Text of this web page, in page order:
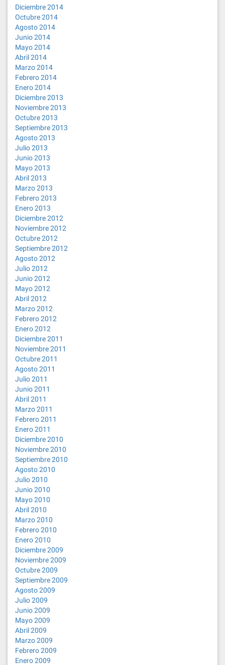
Diciembre 2014
Octubre 2014
Agosto 2014
Junio 2014
Mayo 2014
Abril 2014
Marzo 2014
Febrero 2014
Enero 2014
Diciembre 2013
Noviembre 2013
Octubre 2013
Septiembre 2013
Agosto 2013
Julio 2013
Junio 2013
Mayo 2013
Abril 2013
Marzo 2013
Febrero 2013
Enero 2013
Diciembre 2012
Noviembre 2012
Octubre 2012
Septiembre 2012
Agosto 2012
Julio 2012
Junio 2012
Mayo 2012
Abril 2012
Marzo 2012
Febrero 2012
Enero 2012
Diciembre 2011
Noviembre 2011
Octubre 2011
Agosto 2011
Julio 2011
Junio 2011
Abril 2011
Marzo 2011
Febrero 2011
Enero 2011
Diciembre 2010
Noviembre 2010
Septiembre 2010
Agosto 2010
Julio 2010
Junio 2010
Mayo 2010
Abril 2010
Marzo 2010
Febrero 2010
Enero 2010
Diciembre 2009
Noviembre 2009
Octubre 2009
Septiembre 2009
Agosto 2009
Julio 2009
Junio 2009
Mayo 2009
Abril 2009
Marzo 2009
Febrero 2009
Enero 2009